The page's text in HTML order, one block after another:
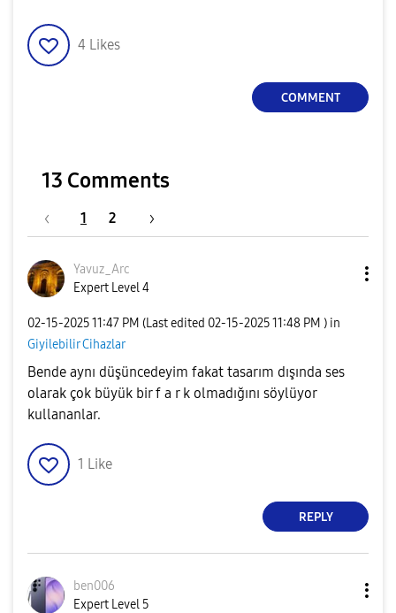
4 Likes
COMMENT
13 Comments
1 2
Yavuz_Arc
Expert Level 4
‎02-15-202511:47 PM (Last edited ‎02-15-202511:48 PM ) in
Giyilebilir Cihazlar
Bende aynı düşüncedeyim fakat tasarım dışında ses
olarak çok büyük bir f a r k olmadığını söylüyor
kullananlar.
1 Like
REPLY
ben006
Expert Level 5